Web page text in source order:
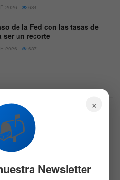
2026 684
de la Fed con las tasas de
ser un recorte
2026 637
4.7k
Followers
×
Newsletter